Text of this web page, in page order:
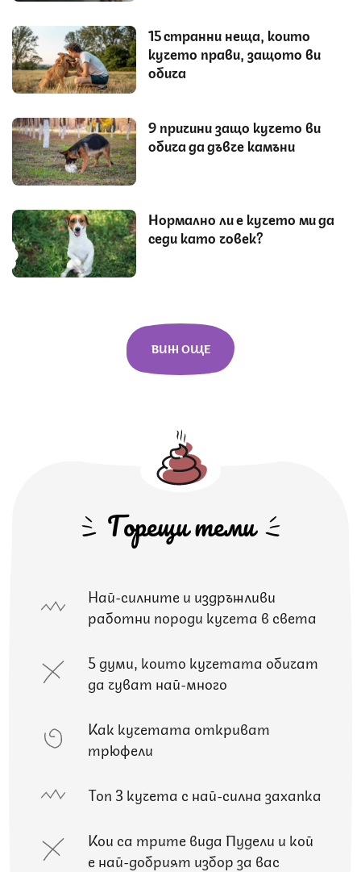
15 странни неща, които
кучето прави, защото ви
обича
9 причини защо кучето ви
обича да дъвче камъни
Нормално ли е кучето ми да
седи като човек?
ВИЖ ОЩЕ
Горещи теми
Най-силните и издръжливи
работни породи кучета в света
5 думи, които кучетата обичат
да чуват най-много
Как кучетата откриват
трюфели
Топ 3 кучета с най-силна захапка
Кои са трите вида Пудели и кой
е най-добрият избор за вас